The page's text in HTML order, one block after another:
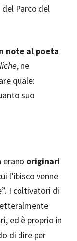
Parco del
note al poeta
, ne
quale:
suo
erano originari
l’ibisco venne
I coltivatori di
ed è proprio in
di dire per